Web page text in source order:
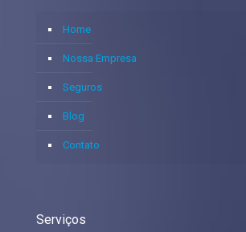
Home
Nossa Empresa
Seguros
Blog
Contato
Serviços